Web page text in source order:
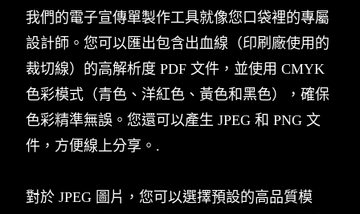
我們的電子宣傳單製作工具就像您口袋裡的專屬
設計師。您可以匯出包含出血線（印刷廠使用的
裁切線）的高解析度 PDF 文件，並使用 CMYK
色彩模式（青色、洋紅色、黃色和黑色），確保
色彩精準無誤。您還可以產生 JPEG 和 PNG 文
件，方便線上分享。.
對於 JPEG 圖片，您可以選擇預設的高品質模